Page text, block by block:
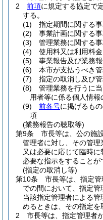
2
前項に規定する協定で
する。
(1)
指定期間に関する
(2)
事業計画に関する
(3)
管理業務に関する
(4)
使用料又は利用料
(5)
事業報告及び業務
(6)
本市が支払うべき
(7)
指定の取消し及び
(8)
管理業務を行うに
用者等に係る個人情
(9)
前各号に掲げるも
項
(業務報告の聴取等)
第9条
市長等は、公の施
管理者に対し、その管
又は必要に応じて臨時
必要な指示をすることが
(指定の取消し等)
第10条
市長等は、指定
での間において、指定
当該指定管理者による
めるときは、その指定を
2
市長等は、指定管理者